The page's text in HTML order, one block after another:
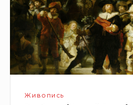
Живопись